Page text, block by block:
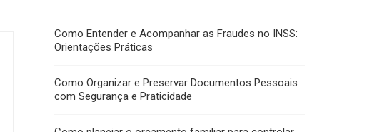
Como Entender e Acompanhar as Fraudes no INSS:
Orientações Práticas
Como Organizar e Preservar Documentos Pessoais
com Segurança e Praticidade